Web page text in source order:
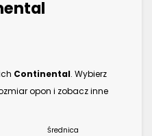
Continental. Wybierz
opon i zobacz inne
Średnica